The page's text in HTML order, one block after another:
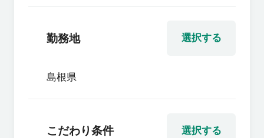
選択する
勤務地
島根県
選択する
こだわり条件